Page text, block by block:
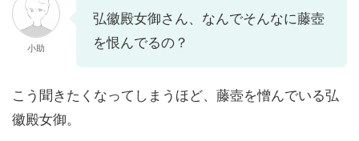
小助
弘徽殿女御さん、なんでそんなに藤壺
を恨んでるの？
こう聞きたくなってしまうほど、藤壺を憎んでいる弘
徽殿女御。